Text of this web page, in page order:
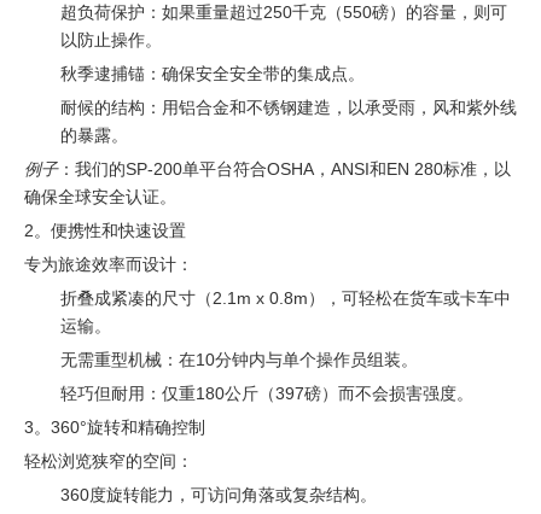
超负荷保护：如果重量超过250千克（550磅）的容量，则可
以防止操作。
秋季逮捕锚：确保安全安全带的集成点。
耐候的结构：用铝合金和不锈钢建造，以承受雨，风和紫外线
的暴露。
例子：我们的SP-200单平台符合OSHA，ANSI和EN 280标准，以
确保全球安全认证。
2。便携性和快速设置
专为旅途效率而设计：
折叠成紧凑的尺寸（2.1m x 0.8m），可轻松在货车或卡车中
运输。
无需重型机械：在10分钟内与单个操作员组装。
轻巧但耐用：仅重180公斤（397磅）而不会损害强度。
3。360°旋转和精确控制
轻松浏览狭窄的空间：
360度旋转能力，可访问角落或复杂结构。